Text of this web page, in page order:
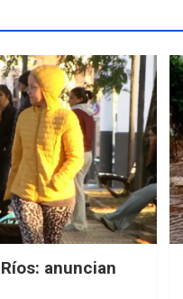
anuncian